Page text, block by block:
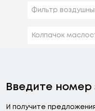
Фильтр
Колпачок
Введите номер
И получите